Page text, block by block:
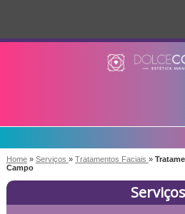
Home » Serviços » Tratamentos Faciais »
Campo
Serviços